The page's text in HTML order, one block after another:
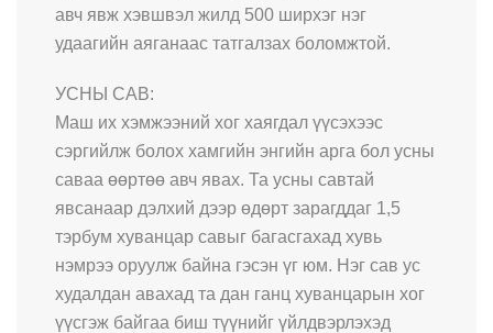
авч явж хэвшвэл жилд 500 ширхэг нэг
удаагийн аяганаас татгалзах боломжтой.
УСНЫ САВ:
Маш их хэмжээний хог хаягдал үүсэхээс
сэргийлж болох хамгийн энгийн арга бол усны
саваа өөртөө авч явах. Та усны савтай
явсанаар дэлхий дээр өдөрт зарагддаг 1,5
тэрбум хуванцар савыг багасгахад хувь
нэмрээ оруулж байна гэсэн үг юм. Нэг сав ус
худалдан авахад та дан ганц хуванцарын хог
үүсгэж байгаа биш түүнийг үйлдвэрлэхэд